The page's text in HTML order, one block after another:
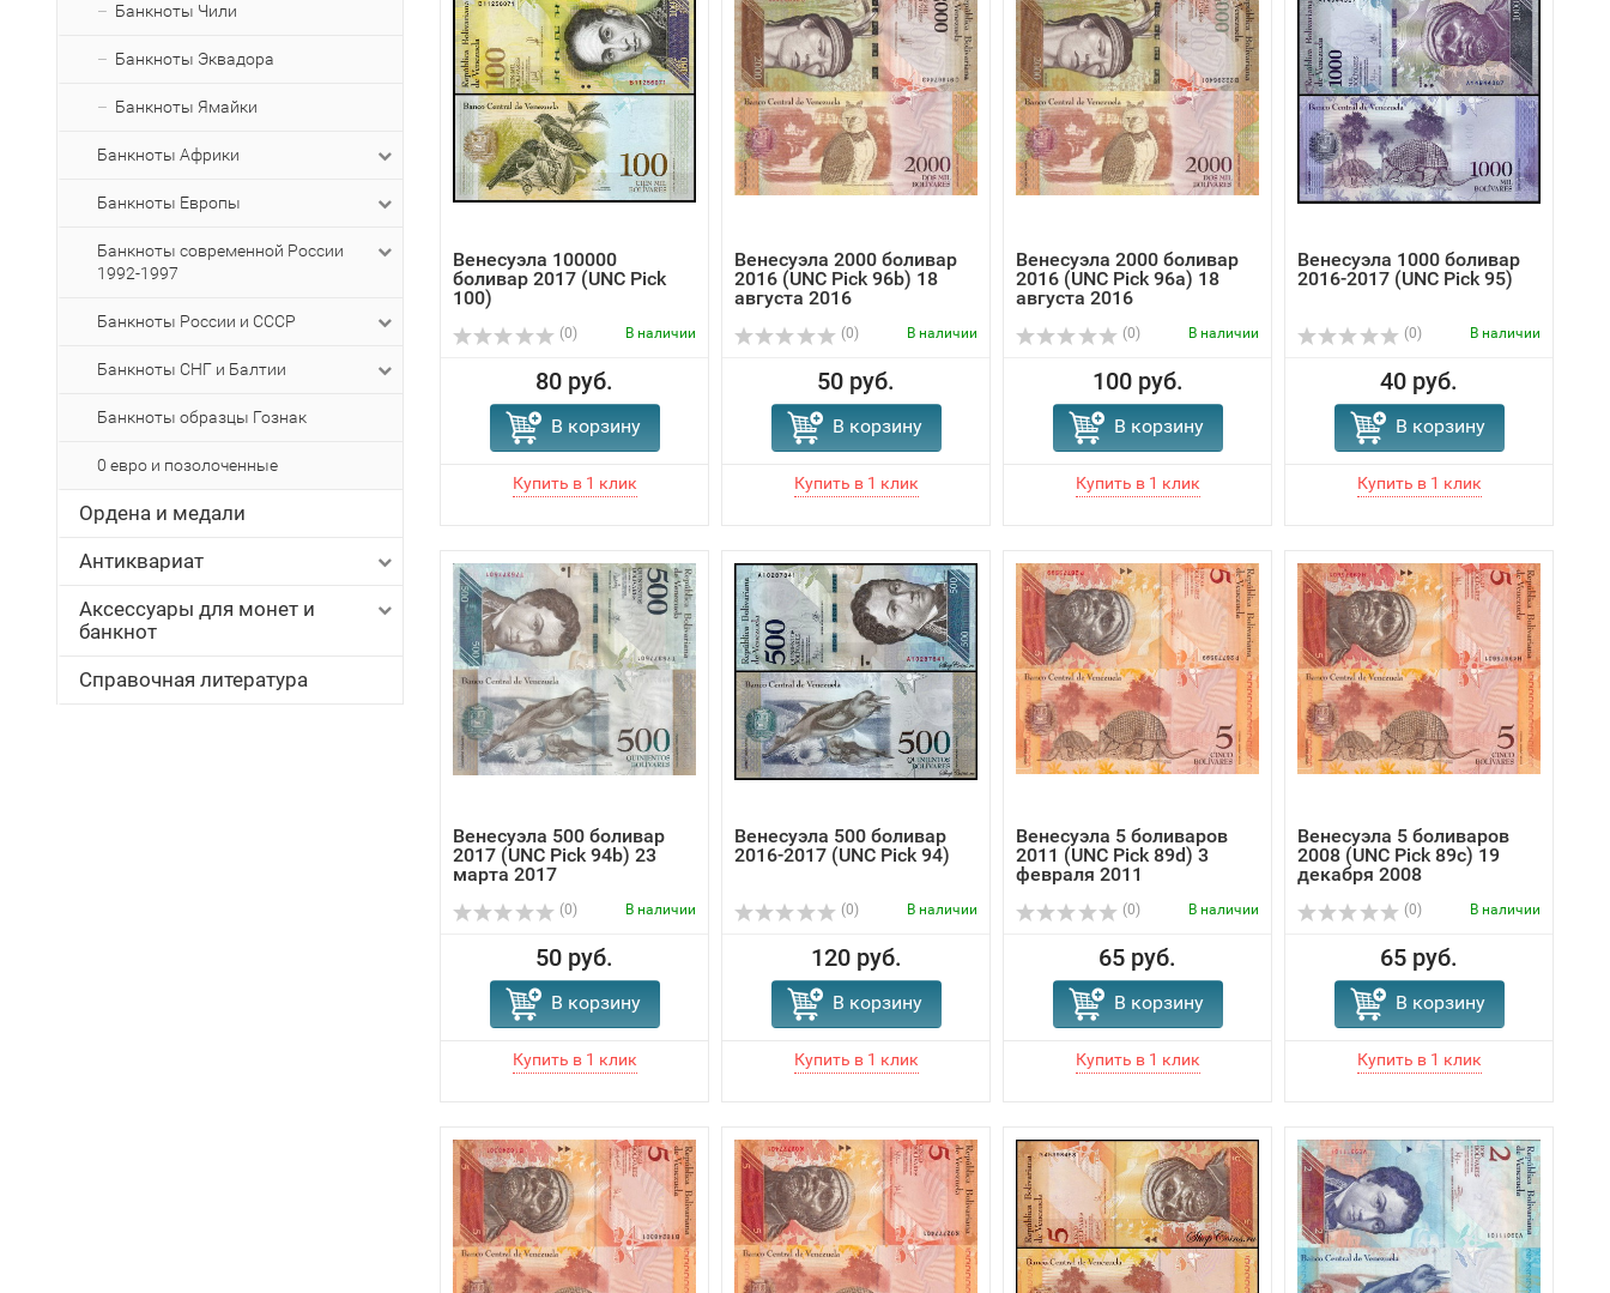
Банкноты Чили
Банкноты Эквадора
Банкноты Ямайки
Банкноты Африки
Банкноты Европы
Банкноты современной России
1992-1997
Банкноты России и СССР
Банкноты СНГ и Балтии
Банкноты образцы Гознак
0 евро и позолоченные
Ордена и медали
Антиквариат
Аксессуары для монет и
банкнот
Справочная литература
Венесуэла 100000
боливар 2017 (UNC Pick
100)
(0) В наличии
80 руб.
В корзину
Венесуэла 2000 боливар
2016 (UNC Pick 96b) 18
августа 2016
(0) В наличии
50 руб.
В корзину
Венесуэла 2000 боливар
2016 (UNC Pick 96a) 18
августа 2016
(0) В наличии
100 руб.
В корзину
Венесуэла 1000 боливар
2016-2017 (UNC Pick 95)
(0) В наличии
40 руб.
В корзину
Венесуэла 500 боливар
2017 (UNC Pick 94b) 23
марта 2017
(0) В наличии
50 руб.
В корзину
Венесуэла 500 боливар
2016-2017 (UNC Pick 94)
(0) В наличии
120 руб.
В корзину
Венесуэла 5 боливаров
2011 (UNC Pick 89d) 3
февраля 2011
(0) В наличии
65 руб.
В корзину
Венесуэла 5 боливаров
2008 (UNC Pick 89c) 19
декабря 2008
(0) В наличии
65 руб.
В корзину